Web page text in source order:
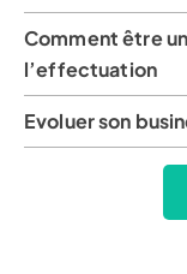
Comment être
l’effectuation
Evoluer son